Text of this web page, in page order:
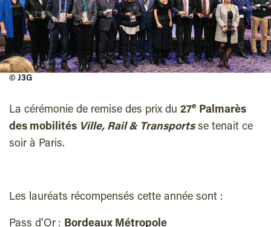
© J3G
La cérémonie de remise des prix du 27e Palmarès
des mobilités Ville, Rail & Transportsse tenait ce
soir à Paris.
Les lauréats récompensés cette année sont :
Pass d’Or : Bordeaux Métropole